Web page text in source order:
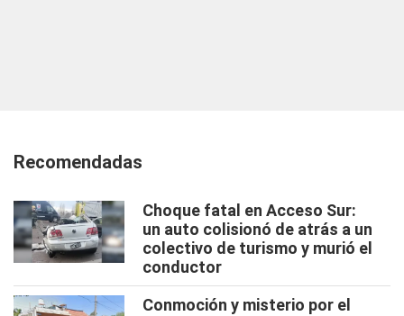
Recomendadas
Choque fatal en Acceso Sur:
un auto colisionó de atrás a un
colectivo de turismo y murió el
conductor
Conmoción y misterio por el